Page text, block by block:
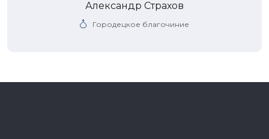
Александр Страхов
Городецкое благочиние